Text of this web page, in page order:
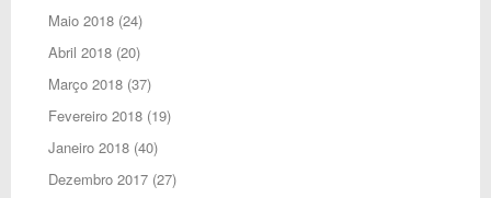
Maio 2018(24)
Abril 2018(20)
Março 2018(37)
Fevereiro 2018(19)
Janeiro 2018(40)
Dezembro 2017(27)